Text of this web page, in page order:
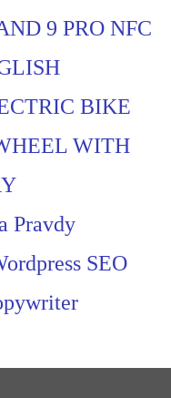
9 PRO NFC
BIKE
WITH
Pravdy
SEO